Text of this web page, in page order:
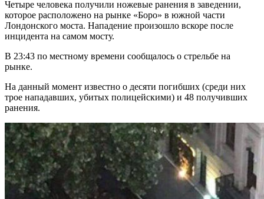
Четыре человека получили ножевые ранения в заведении,
которое расположено на рынке «Боро» в южной части
Лондонского моста. Нападение произошло вскоре после
инцидента на самом мосту.
В 23:43 по местному времени сообщалось о стрельбе на
рынке.
На данный момент известно о десяти погибших (среди них
трое нападавших, убитых полицейскими) и 48 получивших
ранения.